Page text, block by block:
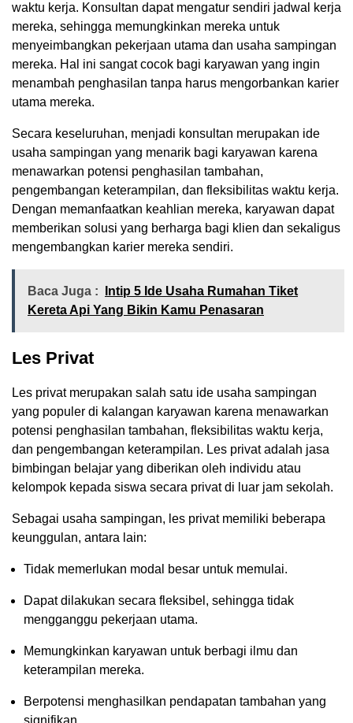
waktu kerja. Konsultan dapat mengatur sendiri jadwal kerja
mereka, sehingga memungkinkan mereka untuk
menyeimbangkan pekerjaan utama dan usaha sampingan
mereka. Hal ini sangat cocok bagi karyawan yang ingin
menambah penghasilan tanpa harus mengorbankan karier
utama mereka.
Secara keseluruhan, menjadi konsultan merupakan ide
usaha sampingan yang menarik bagi karyawan karena
menawarkan potensi penghasilan tambahan,
pengembangan keterampilan, dan fleksibilitas waktu kerja.
Dengan memanfaatkan keahlian mereka, karyawan dapat
memberikan solusi yang berharga bagi klien dan sekaligus
mengembangkan karier mereka sendiri.
Baca Juga :
Intip 5 Ide Usaha Rumahan Tiket
Kereta Api Yang Bikin Kamu Penasaran
Les Privat
Les privat merupakan salah satu ide usaha sampingan
yang populer di kalangan karyawan karena menawarkan
potensi penghasilan tambahan, fleksibilitas waktu kerja,
dan pengembangan keterampilan. Les privat adalah jasa
bimbingan belajar yang diberikan oleh individu atau
kelompok kepada siswa secara privat di luar jam sekolah.
Sebagai usaha sampingan, les privat memiliki beberapa
keunggulan, antara lain:
Tidak memerlukan modal besar untuk memulai.
Dapat dilakukan secara fleksibel, sehingga tidak
mengganggu pekerjaan utama.
Memungkinkan karyawan untuk berbagi ilmu dan
keterampilan mereka.
Berpotensi menghasilkan pendapatan tambahan yang